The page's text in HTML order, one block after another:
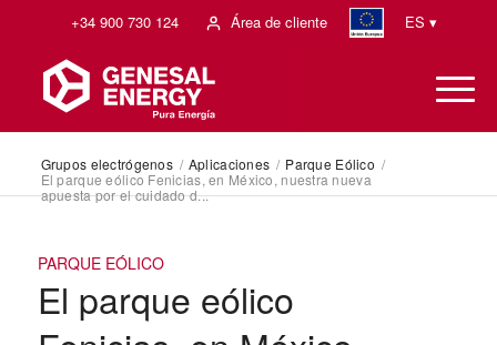
+34 900 730 124 Área de cliente ES ▾
Grupos electrógenos / Aplicaciones / Parque Eólico /
El parque eólico Fenicias, en México, nuestra nueva
apuesta por el cuidado d...
PARQUE EÓLICO
El parque eólico